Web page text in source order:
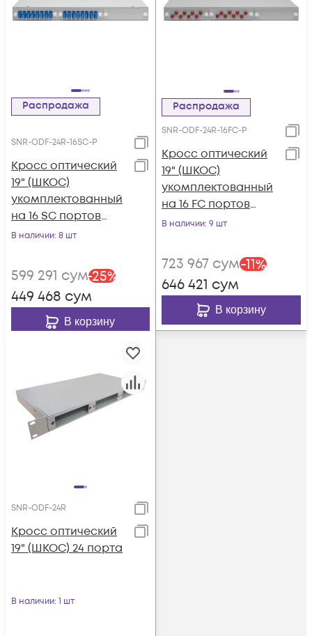
Распродажа
SNR-ODF-24R-16SC-P
Кросс оптический
19" (ШКОС)
укомплектованный
на 16 SC портов
(комплект с
В наличии: 8 шт
599 291 сум-25%
449 468 сум
В корзину
Распродажа
SNR-ODF-24R-16FC-P
Кросс оптический
19" (ШКОС)
укомплектованный
на 16 FC портов
(комплект с
В наличии: 9 шт
723 967 сум-11%
646 421 сум
В корзину
SNR-ODF-24R
Кросс оптический
19" (ШКОС) 24 порта
В наличии: 1 шт